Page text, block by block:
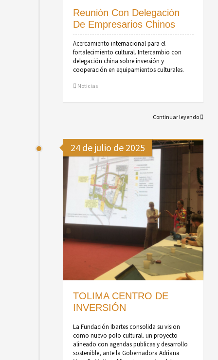
Reunión Con Delegación
De Empresarios Chinos
Acercamiento internacional para el
fortalecimiento cultural. Intercambio con
delegación china sobre inversión y
cooperación en equipamientos culturales.
Noticias
Continuar leyendo
24 de julio de 2025
TOLIMA CENTRO DE
INVERSIÓN
La Fundación Ibartes consolida su vision
como nuevo polo cultural. un proyecto
alineado con agendas publicas y desarrollo
sostenible, ante la Gobernadora Adriana